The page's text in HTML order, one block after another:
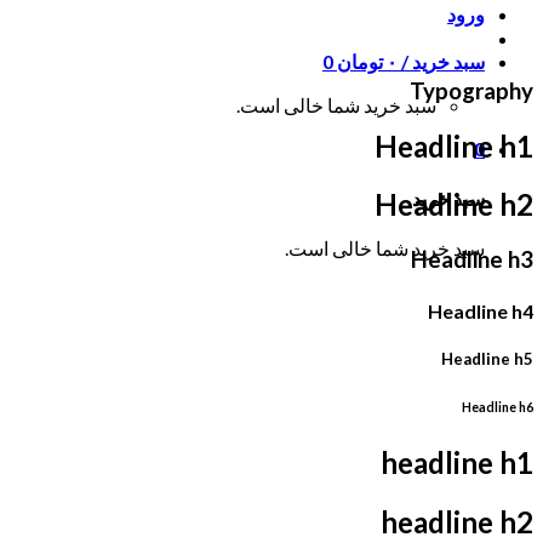
ورود
سبد خرید / ۰ تومان 0
سبد خرید شما خالی است.
0
سبد خرید
سبد خرید شما خالی است.
Typography
Headline h1
Headline h2
Headline h3
Headline h4
Headline h5
Headline h6
headline h1
headline h2